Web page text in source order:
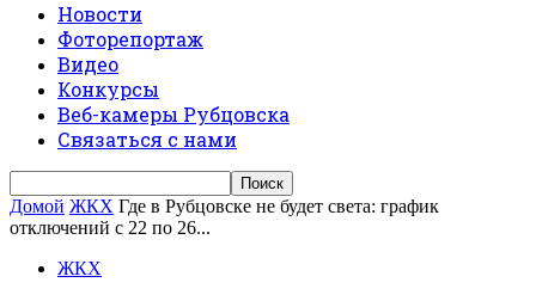
Новости
Фоторепортаж
Видео
Конкурсы
Веб-камеры Рубцовска
Связаться с нами
Домой ЖКХ Где в Рубцовске не будет света: график
отключений с 22 по 26...
ЖКХ